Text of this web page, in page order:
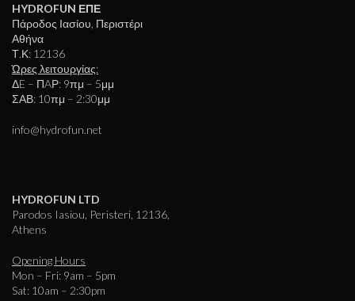
HYDROFUN ΕΠΕ
Πάροδος Ιασίου, Περιστέρι
Αθήνα
Τ.Κ: 12136
Ώρες λειτουργίας:
ΔE – ΠAΡ: 9πμ – 5μμ
ΣΑΒ: 10πμ – 2:30μμ
info@hydrofun.net
HYDROFUN LTD
Parodos Iasiou, Peristeri, 12136,
Athens
Opening Hours
Mon – Fri: 9am – 5pm
Sat: 10am – 2:30pm